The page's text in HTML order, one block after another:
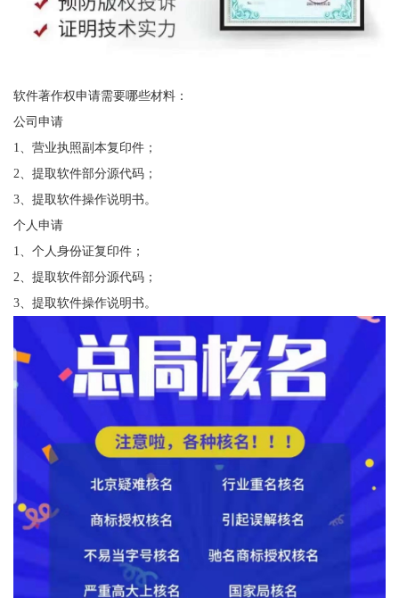
软件著作权申请需要哪些材料：
公司申请
1、营业执照副本复印件；
2、提取软件部分源代码；
3、提取软件操作说明书。
个人申请
1、个人身份证复印件；
2、提取软件部分源代码；
3、提取软件操作说明书。